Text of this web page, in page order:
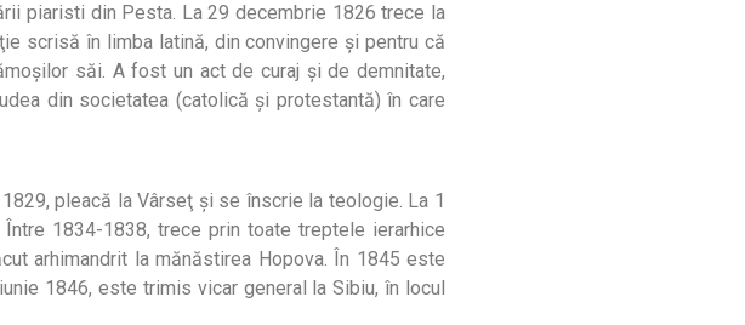
piaristi din Pesta. La 29 decembrie 1826 trece la
scrisă în limba latină, din convingere şi pentru că
săi. A fost un act de curaj şi de demnitate,
din societatea (catolică şi protestantă) în care
pleacă la Vârseţ şi se înscrie la teologie. La 1
1834-1838, trece prin toate treptele ierarhice
arhimandrit la mănăstirea Hopova. În 1845 este
1846, este trimis vicar general la Sibiu, în locul